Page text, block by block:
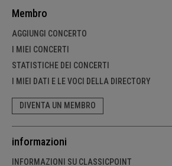
Membro
AGGIUNGI CONCERTO
I MIEI CONCERTI
STATISTICHE DEI CONCERTI
I MIEI DATI E LE VOCI DELLA DIRECTORY
DIVENTA UN MEMBRO
informazioni
INFORMAZIONI SU CLASSICPOINT